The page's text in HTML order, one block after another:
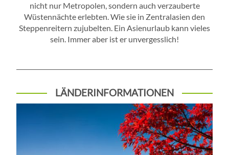
nicht nur Metropolen, sondern auch verzauberte
Wüstennächte erlebten. Wie sie in Zentralasien den
Steppenreitern zujubelten. Ein Asienurlaub kann vieles
sein. Immer aber ist er unvergesslich!
LÄNDERINFORMATIONEN